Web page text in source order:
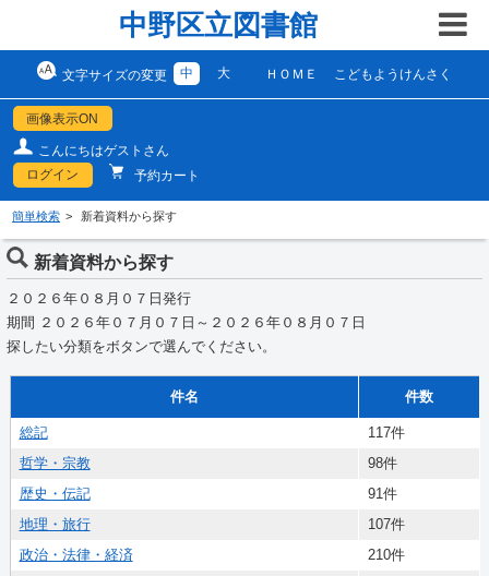
中野区立図書館
文字サイズの変更 中 大 ＨＯＭＥ こどもようけんさく
画像表示ON
こんにちはゲストさん
ログイン
予約カート
簡単検索 新着資料から探す
新着資料から探す
２０２６年０８月０７日発行
期間 ２０２６年０７月０７日～２０２６年０８月０７日
探したい分類をボタンで選んでください。
件名 件数
総記
117件
哲学・宗教
98件
歴史・伝記
91件
地理・旅行
107件
政治・法律・経済
210件